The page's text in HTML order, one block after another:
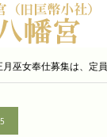
奉仕募集は、定員に達した為